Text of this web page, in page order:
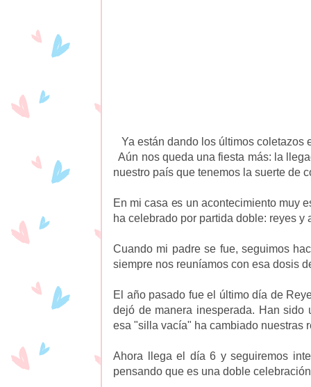
Ya están dando los últimos coletazos
Aún nos queda una fiesta más: la
nuestro país que tenemos la suerte de
En mi casa es un acontecimiento muy
ha celebrado por partida doble: reyes y
Cuando mi padre se fue, seguimos
siempre nos reuníamos con esa dosis
El año pasado fue el último día de
dejó de manera inesperada. Han sido
esa "silla vacía" ha cambiado nuestras
Ahora llega el día 6 y seguiremos
pensando que es una doble